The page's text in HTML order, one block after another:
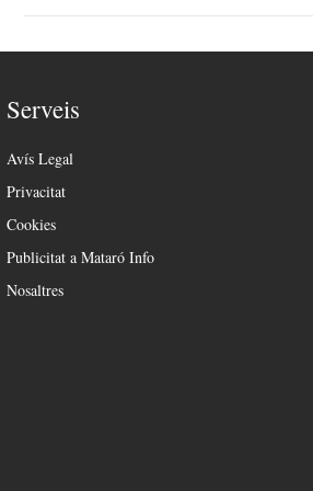
Serveis
Avís Legal
Privacitat
Cookies
Publicitat a Mataró Info
Nosaltres